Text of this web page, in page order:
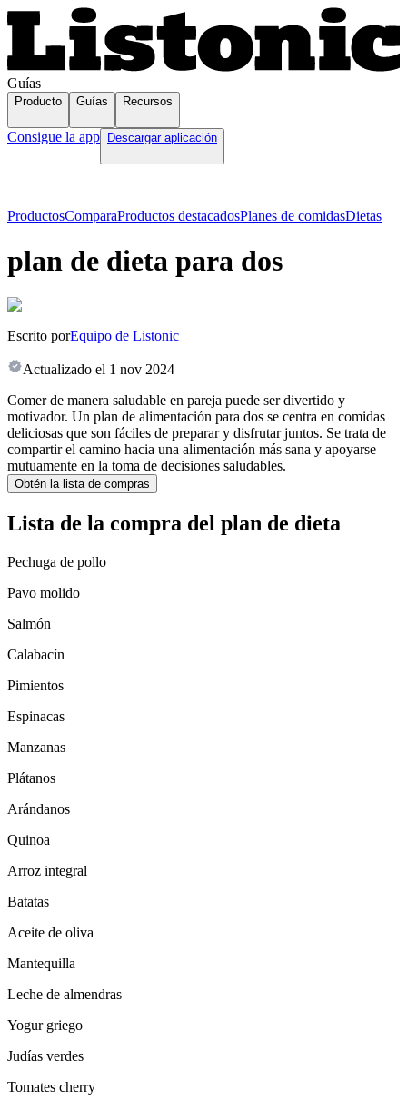
Guías
Producto Guías Recursos
Consigue la app Descargar aplicación
ProductosComparaProductos destacadosPlanes de comidasDietas
plan de dieta para dos
Escrito porEquipo de Listonic
Actualizado el 1 nov 2024
Comer de manera saludable en pareja puede ser divertido y
motivador. Un plan de alimentación para dos se centra en comidas
deliciosas que son fáciles de preparar y disfrutar juntos. Se trata de
compartir el camino hacia una alimentación más sana y apoyarse
mutuamente en la toma de decisiones saludables.
Obtén la lista de compras
Lista de la compra del plan de dieta
Pechuga de pollo
Pavo molido
Salmón
Calabacín
Pimientos
Espinacas
Manzanas
Plátanos
Arándanos
Quinoa
Arroz integral
Batatas
Aceite de oliva
Mantequilla
Leche de almendras
Yogur griego
Judías verdes
Tomates cherry